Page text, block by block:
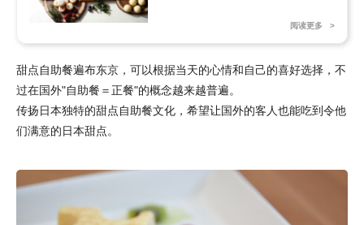
阅读更多
甜点自助餐遍布东京，可以根据当天的心情和自己的喜好选择，不
过在国外"自助餐＝正餐"的概念越来越普遍。
传扬日本独特的甜点自助餐文化，希望让国外的客人也能吃到令他
们满意的日本甜点。